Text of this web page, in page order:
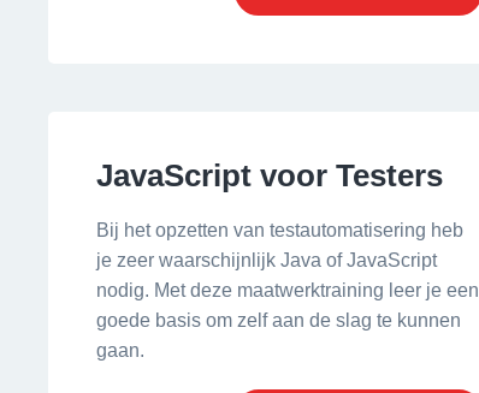
JavaScript voor Testers
Bij het opzetten van testautomatisering heb
je zeer waarschijnlijk Java of JavaScript
nodig. Met deze maatwerktraining leer je een
goede basis om zelf aan de slag te kunnen
gaan.